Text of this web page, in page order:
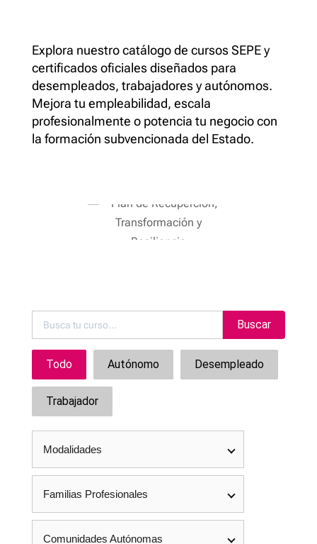
Explora nuestro catálogo de cursos SEPE y
certificados oficiales diseñados para
desempleados, trabajadores y autónomos.
Mejora tu empleabilidad, escala
profesionalmente o potencia tu negocio con
la formación subvencionada del Estado.
Buscar
Todo Autónomo Desempleado
Trabajador
Modalidades
Familias Profesionales
Comunidades Autónomas